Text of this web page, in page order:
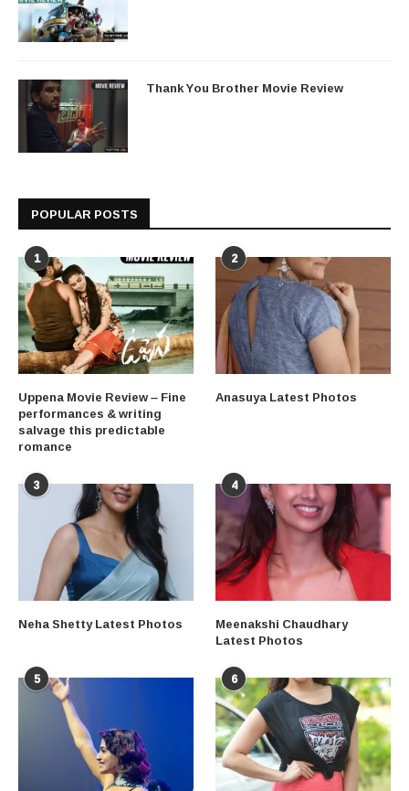
Thank You Brother Movie Review
POPULAR POSTS
1
Uppena Movie Review – Fine
performances & writing
salvage this predictable
romance
2
Anasuya Latest Photos
3
Neha Shetty Latest Photos
4
Meenakshi Chaudhary
Latest Photos
5 6